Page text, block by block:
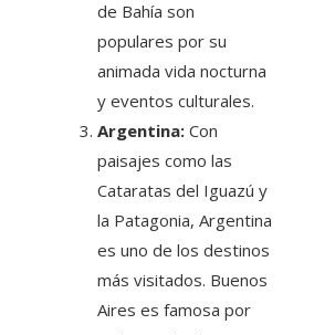
de Bahía son
populares por su
animada vida nocturna
y eventos culturales.
Argentina: Con
paisajes como las
Cataratas del Iguazú y
la Patagonia, Argentina
es uno de los destinos
más visitados. Buenos
Aires es famosa por